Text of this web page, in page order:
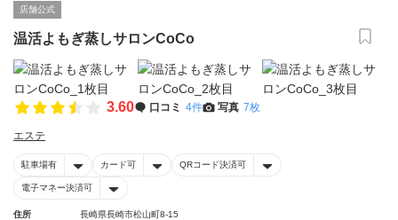
店舗公式
温活よもぎ蒸しサロンCoCo
3.60 口コミ 4件 写真 7枚
エステ
駐車場有 カード可 QRコード決済可
電子マネー決済可
住所
長崎県長崎市松山町8-15